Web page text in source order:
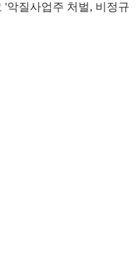
악질사업주 처벌, 비정규